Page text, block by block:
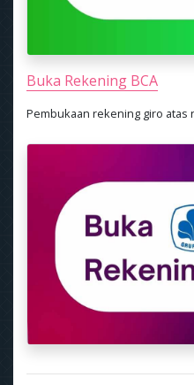
Buka Rekening BCA
Pembukaan rekening giro atas